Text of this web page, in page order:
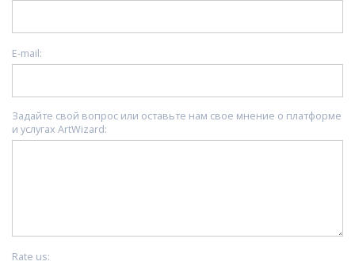
E-mail:
Задайте свой вопрос или оставьте нам свое мнение о платформе
и услугах ArtWizard:
Rate us: